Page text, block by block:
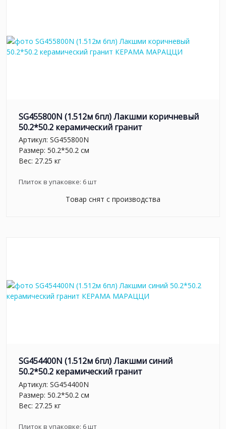
SG455800N (1.512м 6пл) Лакшми коричневый
50.2*50.2 керамический гранит
Артикул: SG455800N
Размер: 50.2*50.2 см
Вес: 27.25 кг
Плиток в упаковке: 6шт
Товар снят с производства
SG454400N (1.512м 6пл) Лакшми синий
50.2*50.2 керамический гранит
Артикул: SG454400N
Размер: 50.2*50.2 см
Вес: 27.25 кг
Плиток в упаковке: 6шт